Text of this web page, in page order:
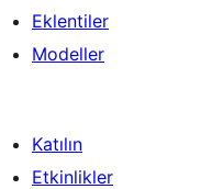
Eklentiler
Modeller
Katılın
Etkinlikler